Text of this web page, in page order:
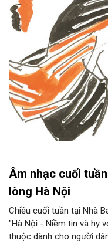
Âm nhạc cuối
lòng Hà Nội
Chiều cuối tuần tại Nhà
"Hà Nội - Niềm tin và hy
thuộc dành cho người